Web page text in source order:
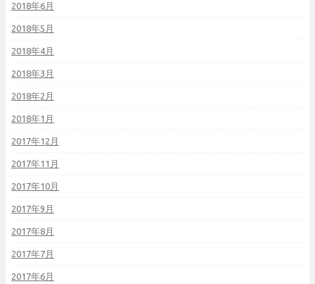
2018年6月
2018年5月
2018年4月
2018年3月
2018年2月
2018年1月
2017年12月
2017年11月
2017年10月
2017年9月
2017年8月
2017年7月
2017年6月